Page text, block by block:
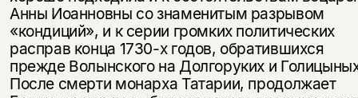
Анны Иоанновны со знаменитым разрывом
«кондиций», и к серии громких политических
расправ конца 1730-х годов, обратившихся
прежде Волынского на Долгоруких и
После смерти монарха Татарии, продолжает